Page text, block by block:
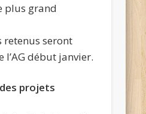
plus grand
retenus seront
l’AG début janvier.
projets